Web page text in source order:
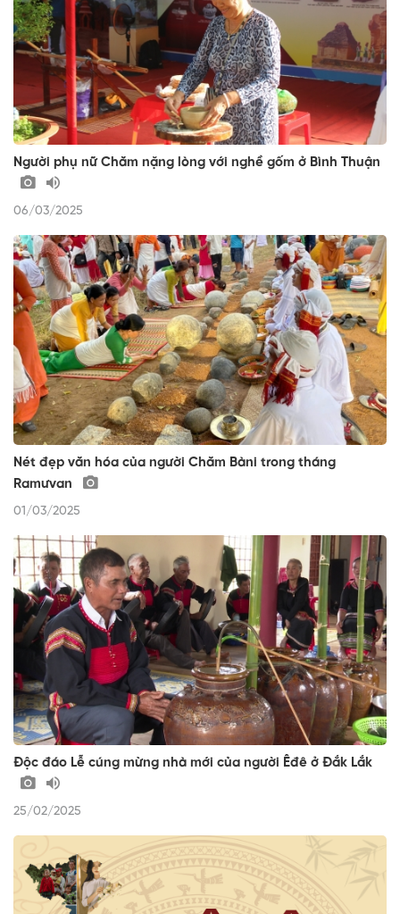
Người phụ nữ Chăm nặng lòng với nghề gốm ở Bình Thuận
06/03/2025
Nét đẹp văn hóa của người Chăm Bàni trong tháng
Ramưvan
01/03/2025
Độc đáo Lễ cúng mừng nhà mới của người Êđê ở Đắk Lắk
25/02/2025